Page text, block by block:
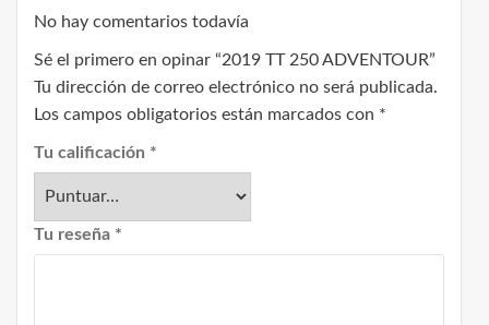
No hay comentarios todavía
Sé el primero en opinar “2019 TT 250 ADVENTOUR”
Tu dirección de correo electrónico no será publicada.
Los campos obligatorios están marcados con *
Tu calificación *
Tu reseña *